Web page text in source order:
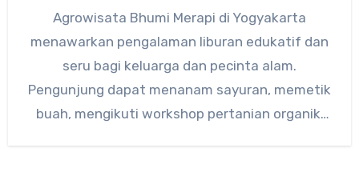
Comments
Agrowisata Bhumi Merapi di Yogyakarta
menawarkan pengalaman liburan edukatif dan
seru bagi keluarga dan pecinta alam.
Pengunjung dapat menanam sayuran, memetik
buah, mengikuti workshop pertanian organik,